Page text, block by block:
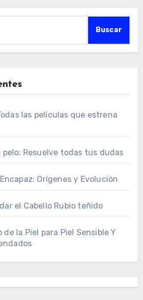
las películas que estrena
pelo: Resuelve todas tus dudas
Orígenes y Evolución
el Cabello Rubio teñido
la Piel para Piel Sensible Y